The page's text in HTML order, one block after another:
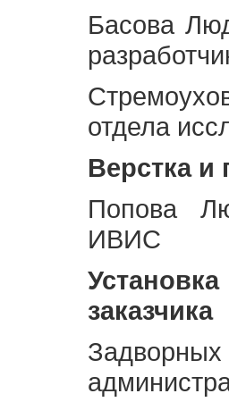
Басова
отдела
Верстка и
Попова
ИВИС
заказчика